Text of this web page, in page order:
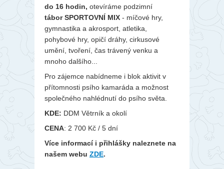
do 16 hodin, otevíráme podzimní
tábor SPORTOVNÍ MIX - míčové hry,
gymnastika a akrosport, atletika,
pohybové hry, opičí dráhy, cirkusové
umění, tvoření, čas trávený venku a
mnoho dalšího...
Pro zájemce nabídneme i blok aktivit v
přítomnosti psího kamaráda a možnost
společného nahlédnutí do psího světa.
KDE: DDM Větrník a okolí
CENA: 2 700 Kč / 5 dní
Více informací i přihlášky naleznete na
našem webu ZDE.